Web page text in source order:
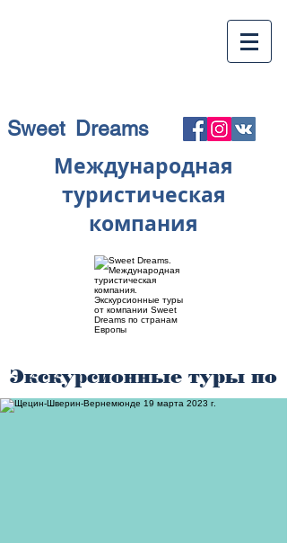
Sweet Dreams
Международная
туристическая
компания
Экскурсионные туры по
странам Европы